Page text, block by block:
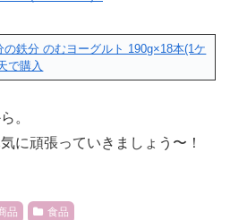
鉄分 のむヨーグルト 190g×18本(1ケ
で購入
。
に頑張っていきましょう〜！
品 食品